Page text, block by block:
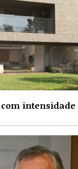
intensidade